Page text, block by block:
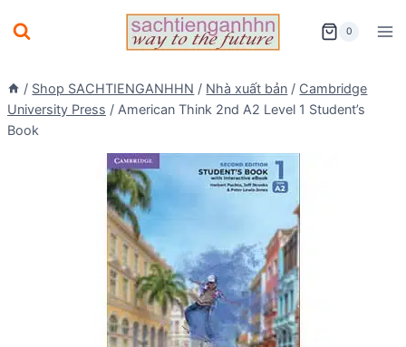
to
0
/ Shop SACHTIENGANHHN / Nhà xuất bản / Cambridge
University Press / American Think 2nd A2 Level 1 Student’s
Book